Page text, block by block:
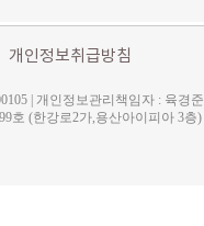
개인정보취급방침
| 개인정보관리책임자 : 육경준
호 (한강로2가,용산아이피아 3층)